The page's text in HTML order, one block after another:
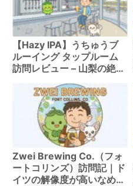
【Hazy IPA】うちゅうブ
ルーイング タップルーム
訪問レビュー – 山梨の絶景
Zwei Brewing Co.（フォ
ートコリンズ）訪問記｜ド
イツの解像度が高いなめら